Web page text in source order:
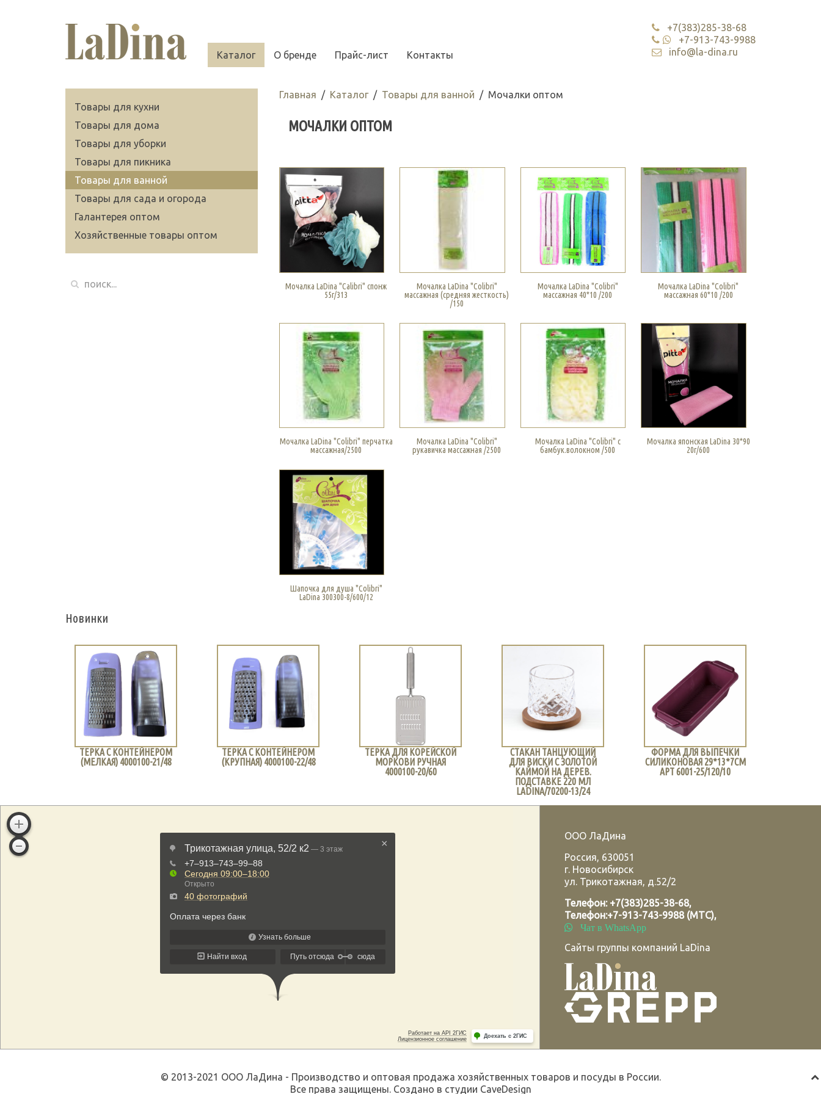
Каталог О бренде Прайс-лист Контакты
+7(383)285-38-68
+7-913-743-9988
info@la-dina.ru
Главная Каталог Товары для ванной Мочалки оптом
МОЧАЛКИ ОПТОМ
Мочалка LaDina "Calibri" спонж
55г/313
Мочалка LaDina "Colibri"
массажная (средняя жесткость)
/150
Мочалка LaDina "Colibri"
массажная 40*10 /200
Мочалка LaDina "Colibri"
массажная 60*10 /200
Мочалка LaDina "Colibri" перчатка
массажная/2500
Мочалка LaDina "Colibri"
рукавичка массажная /2500
Мочалка LaDina "Colibri" с
бамбук.волокном /500
Мочалка японская LaDina 30*90
20г/600
Шапочка для душа "Colibri"
LaDina 300300-8/600/12
Товары для кухни
Товары для дома
Товары для уборки
Товары для пикника
Товары для ванной
Товары для сада и огорода
Галантерея оптом
Хозяйственные товары оптом
Новинки
ТЕРКА С КОНТЕЙНЕРОМ
(МЕЛКАЯ) 4000100-21/48
ТЕРКА С КОНТЕЙНЕРОМ
(КРУПНАЯ) 4000100-22/48
ТЕРКА ДЛЯ КОРЕЙСКОЙ
МОРКОВИ РУЧНАЯ
4000100-20/60
СТАКАН ТАНЦУЮЩИЙ
ДЛЯ ВИСКИ С ЗОЛОТОЙ
КАЙМОЙ НА ДЕРЕВ.
ПОДСТАВКЕ 220 МЛ
LADINA/70200-13/24
ФОРМА ДЛЯ ВЫПЕЧКИ
СИЛИКОНОВАЯ 29*13*7СМ
АРТ 6001-25/120/10
ООО ЛаДина
Россия, 630051
г. Новосибирск
ул. Трикотажная, д.52/2
Телефон: +7(383)285-38-68,
Телефон:+7-913-743-9988 (МТС),
Чат в WhatsApp
Сайты группы компаний LaDina
© 2013-2021 ООО ЛаДина - Производство и оптовая продажа хозяйственных товаров и посуды в России.
Все права защищены. Создано в студии CaveDesign